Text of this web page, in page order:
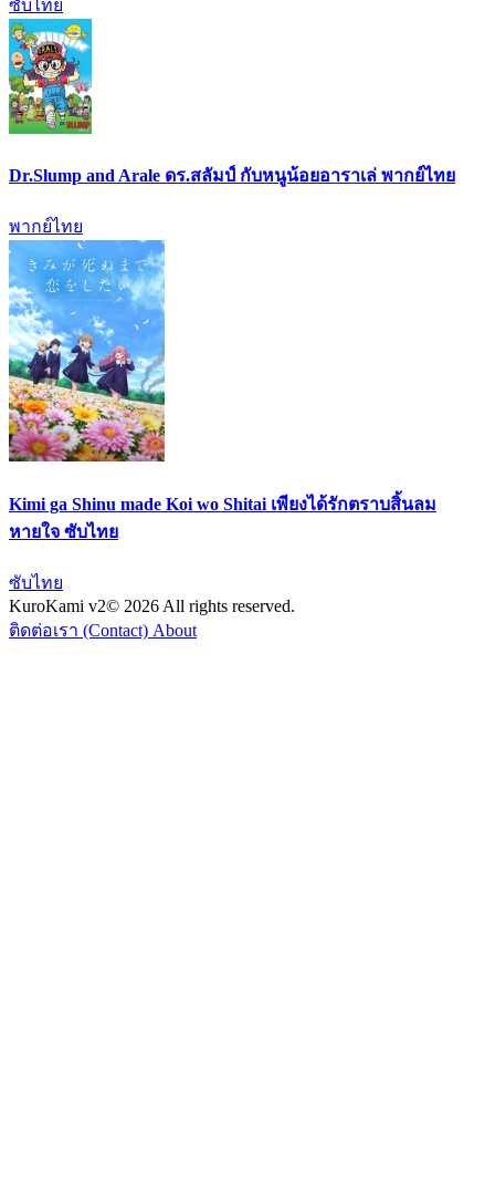
ซับไทย
Dr.Slump and Arale ดร.สลัมป์ กับหนูน้อยอาราเล่ พากย์ไทย
พากย์ไทย
Kimi ga Shinu made Koi wo Shitai เพียงได้รักตราบสิ้นลม
หายใจ ซับไทย
ซับไทย
KuroKami v2© 2026 All rights reserved.
ติดต่อเรา (Contact) About